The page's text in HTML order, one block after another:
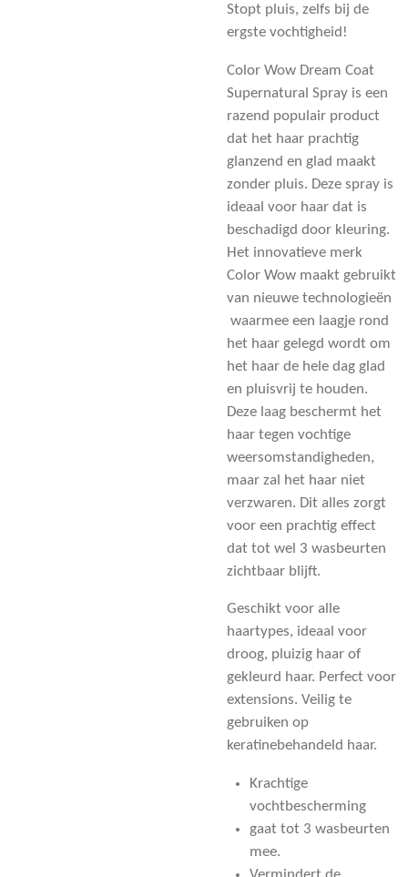
Stopt pluis, zelfs bij de
ergste vochtigheid!
Color Wow Dream Coat
Supernatural Spray is een
razend populair product
dat het haar prachtig
glanzend en glad maakt
zonder pluis. Deze spray is
ideaal voor haar dat is
beschadigd door kleuring.
Het innovatieve merk
Color Wow maakt gebruikt
van nieuwe technologieën
waarmee een laagje rond
het haar gelegd wordt om
het haar de hele dag glad
en pluisvrij te houden.
Deze laag beschermt het
haar tegen vochtige
weersomstandigheden,
maar zal het haar niet
verzwaren. Dit alles zorgt
voor een prachtig effect
dat tot wel 3 wasbeurten
zichtbaar blijft.
Geschikt voor alle
haartypes, ideaal voor
droog, pluizig haar of
gekleurd haar. Perfect voor
extensions. Veilig te
gebruiken op
keratinebehandeld haar.
Krachtige
vochtbescherming
gaat tot 3 wasbeurten
mee.